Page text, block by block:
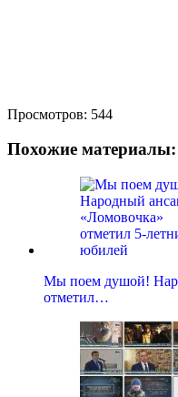
Просмотров: 544
Похожие материалы:
Мы поем душой!
отметил…